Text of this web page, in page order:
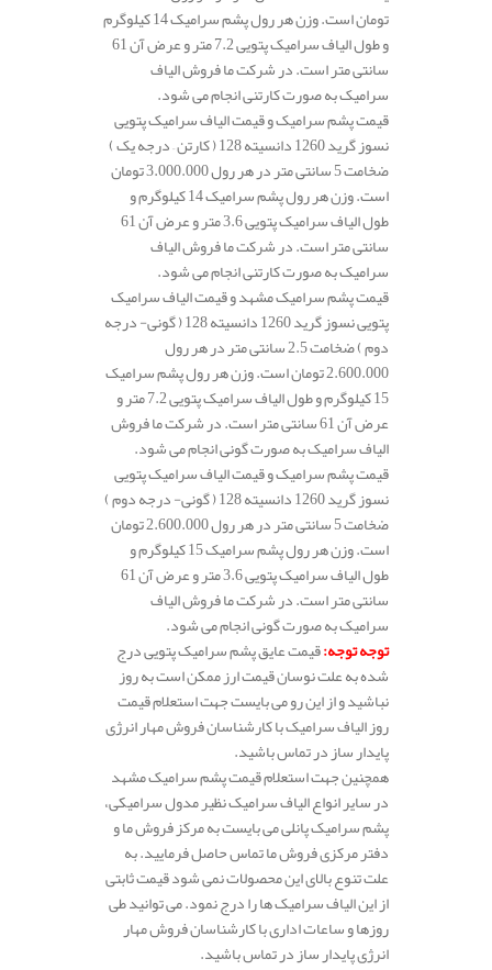
تومان است. وزن هر رول پشم سرامیک 14 کیلوگرم
و طول الیاف سرامیک پتویی 7.2 متر و عرض آن 61
سانتی متر است. در شرکت ما فروش الیاف
سرامیک به صورت کارتنی انجام می شود.
قیمت پشم سرامیک و قیمت الیاف سرامیک پتویی
نسوز گرید 1260 دانسیته 128 ( کارتن – درجه یک )
ضخامت 5 سانتی متر در هر رول 3.000.000 تومان
است. وزن هر رول پشم سرامیک 14 کیلوگرم و
طول الیاف سرامیک پتویی 3.6 متر و عرض آن 61
سانتی متر است. در شرکت ما فروش الیاف
سرامیک به صورت کارتنی انجام می شود.
قیمت پشم سرامیک مشهد و قیمت الیاف سرامیک
پتویی نسوز گرید 1260 دانسیته 128 ( گونی- درجه
دوم ) ضخامت 2.5 سانتی متر در هر رول
2.600.000 تومان است. وزن هر رول پشم سرامیک
15 کیلوگرم و طول الیاف سرامیک پتویی 7.2 متر و
عرض آن 61 سانتی متر است. در شرکت ما فروش
الیاف سرامیک به صورت گونی انجام می شود.
قیمت پشم سرامیک و قیمت الیاف سرامیک پتویی
نسوز گرید 1260 دانسیته 128 ( گونی- درجه دوم )
ضخامت 5 سانتی متر در هر رول 2.600.000 تومان
است. وزن هر رول پشم سرامیک 15 کیلوگرم و
طول الیاف سرامیک پتویی 3.6 متر و عرض آن 61
سانتی متر است. در شرکت ما فروش الیاف
سرامیک به صورت گونی انجام می شود.
توجه توجه:قیمت عایق پشم سرامیک پتویی درج
شده به علت نوسان قیمت ارز ممکن است به روز
نباشید و از این رو می بایست جهت استعلام قیمت
روز الیاف سرامیک با کارشناسان فروش مهار انرژی
پایدار ساز در تماس باشید.
همچنین جهت استعلام قیمت پشم سرامیک مشهد
در سایر انواع الیاف سرامیک نظیر مدول سرامیکی،
پشم سرامیک پانلی می بایست به مرکز فروش ما و
دفتر مرکزی فروش ما تماس حاصل فرمایید. به
علت تنوع بالای این محصولات نمی شود قیمت ثابتی
از این الیاف سرامیک ها را درج نمود. می توانید طی
روزها و ساعات اداری با کارشناسان فروش مهار
انرژی پایدار ساز در تماس باشید.